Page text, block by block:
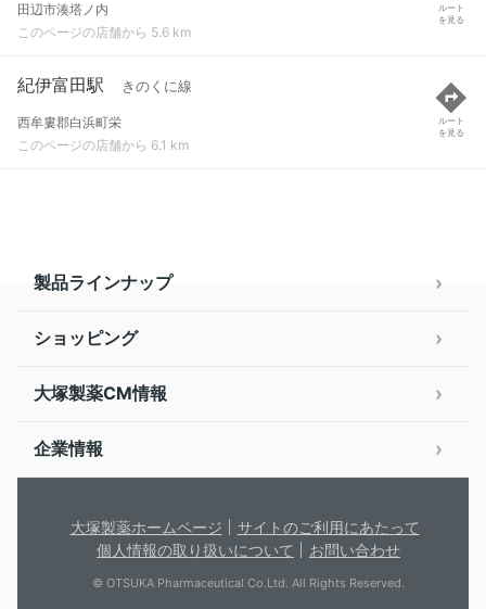
田辺市湊塔ノ内
このページの店舗から 5.6 km
ルート
を見る
紀伊富田駅 きのくに線
西牟婁郡白浜町栄
このページの店舗から 6.1 km
ルート
を見る
製品ラインナップ
ショッピング
大塚製薬CM情報
企業情報
大塚製薬ホームページ
サイトのご利用にあたって
個人情報の取り扱いについて
お問い合わせ
© OTSUKA Pharmaceutical Co.Ltd. All Rights Reserved.